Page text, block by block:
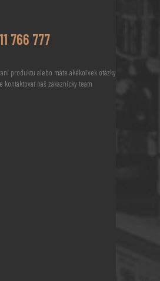
766 777
produktu alebo máte akékoľvek otázky
náš zákaznícky team